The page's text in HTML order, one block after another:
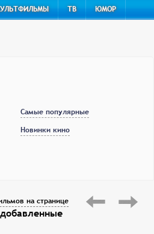
ТВ
ЮМОР
Самые популярные
Новинки кино
на странице